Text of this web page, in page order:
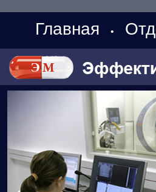
Главная •